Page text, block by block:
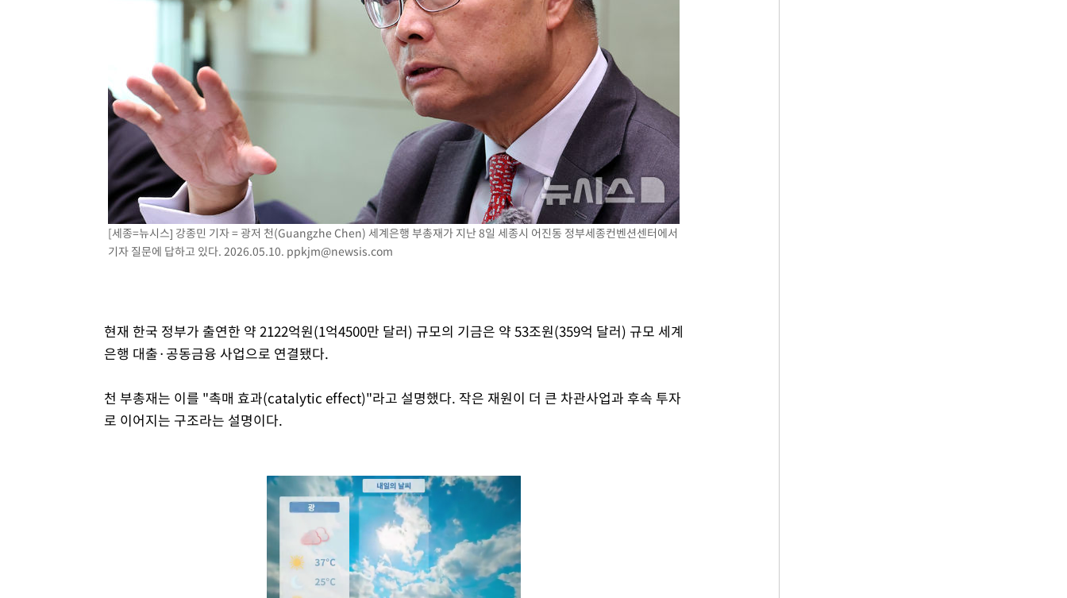
[세종=뉴시스] 강종민 기자 = 광저 천(Guangzhe Chen) 세계은행 부총재가 지난 8일 세종시 어진동 정부세종컨벤션센터에서
기자 질문에 답하고 있다. 2026.05.10. ppkjm@newsis.com
현재 한국 정부가 출연한 약 2122억원(1억4500만 달러) 규모의 기금은 약 53조원(359억 달러) 규모 세계
은행 대출·공동금융 사업으로 연결됐다.
천 부총재는 이를 "촉매 효과(catalytic effect)"라고 설명했다. 작은 재원이 더 큰 차관사업과 후속 투자
로 이어지는 구조라는 설명이다.